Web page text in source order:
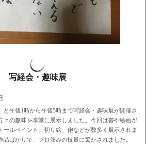
写経会・趣味展
と午後1時から午後5時まで写経会・趣味展が開催さ
々の趣味を本堂に展示しました。今回は書や絵画が
ールペイント、切り絵、鞄などが数多く展示されま
品ばかりで、プロ並みの技量に驚かされました。